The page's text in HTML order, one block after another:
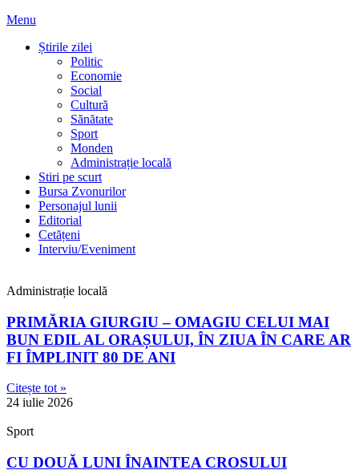
Menu
Știrile zilei
Politic
Economie
Social
Cultură
Sănătate
Sport
Monden
Administrație locală
Stiri pe scurt
Bursa Zvonurilor
Personajul lunii
Editorial
Cetățeni
Interviu/Eveniment
Administrație locală
PRIMĂRIA GIURGIU – OMAGIU CELUI MAI
BUN EDIL AL ORAȘULUI, ÎN ZIUA ÎN CARE AR
FI ÎMPLINIT 80 DE ANI
Citește tot »
24 iulie 2026
Sport
CU DOUĂ LUNI ÎNAINTEA CROSULUI